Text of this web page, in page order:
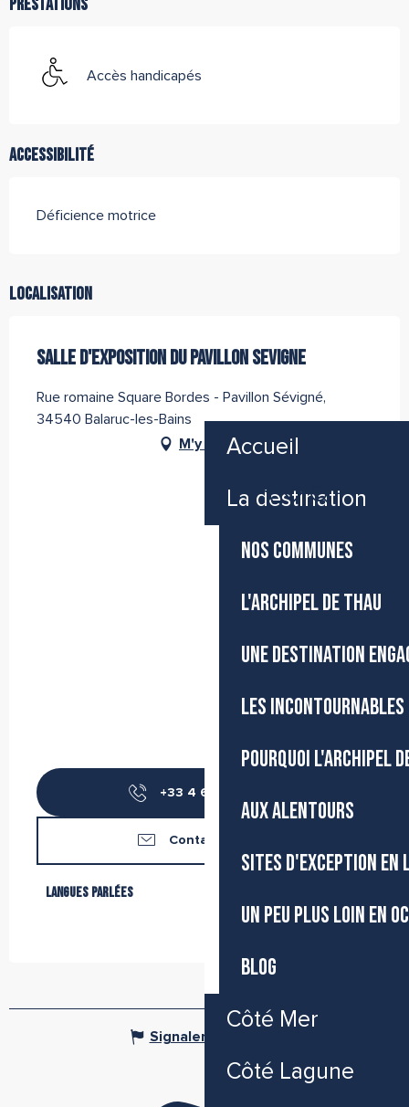
Accueil
La destination
NOS COMMUNES
L'ARCHIPEL DE THAU
UNE DESTINATION
LES
POURQUOI L'ARCHIPEL
AUX ALENTOURS
SITES D'EXCEPTION EN
UN PEU PLUS LOIN EN
BLOG
Côté Mer
Côté Lagune
Prestations
Accès handicapés
Accessibilité
Déficience motrice
Localisation
SALLE D'EXPOSITION DU PAVILLON SEVIGNE
Rue romaine Square Bordes - Pavillon Sévigné,
34540 Balaruc-les-Bains
M'y rendre
+33 4 67 80 92
Contactez-nous
Langues parlées
Langues parlées
Signaler une erreur